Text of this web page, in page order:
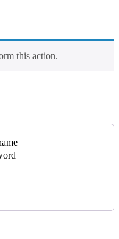
this action.